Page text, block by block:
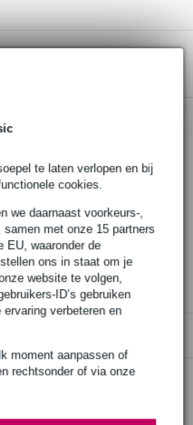
te laten verlopen en bij
cookies.
we daarnaast voorkeurs-,
met onze 15 partners
EU, waaronder de
ons in staat om je
website te volgen,
ID’s gebruiken
verbeteren en
moment aanpassen of
rechtsonder of via onze
Music garantie en meer